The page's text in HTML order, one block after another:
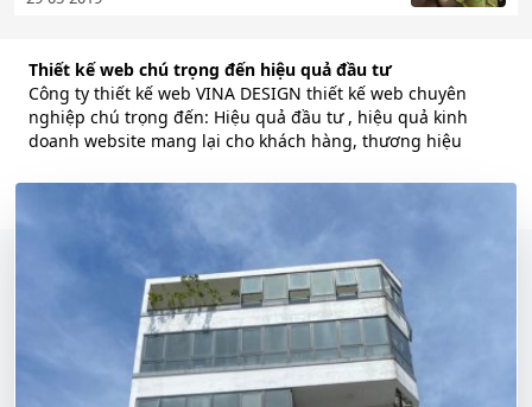
Thiết kế web chú trọng đến hiệu quả đầu tư
Công ty thiết kế web VINA DESIGN thiết kế web chuyên
nghiệp chú trọng đến: Hiệu quả đầu tư , hiệu quả kinh
doanh website mang lại cho khách hàng, thương hiệu